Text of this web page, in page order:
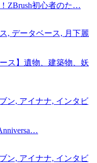
ZBrush初心者のた…
, データベース, 月下麗
ス】遺物、建築物、妖
ン, アイナナ, インタビ
ン, アイナナ, インタビ